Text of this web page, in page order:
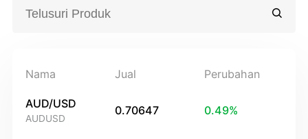
Nama Jual Perubahan
AUD/USD
AUDUSD
0.70647 0.49%